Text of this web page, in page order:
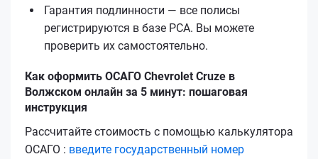
Гарантия подлинности — все полисы
регистрируются в базе РСА. Вы можете
проверить их самостоятельно.
Как оформить ОСАГО Chevrolet Cruze в
Волжском онлайн за 5 минут: пошаговая
инструкция
Рассчитайте стоимость с помощью калькулятора
ОСАГО : введите государственный номер